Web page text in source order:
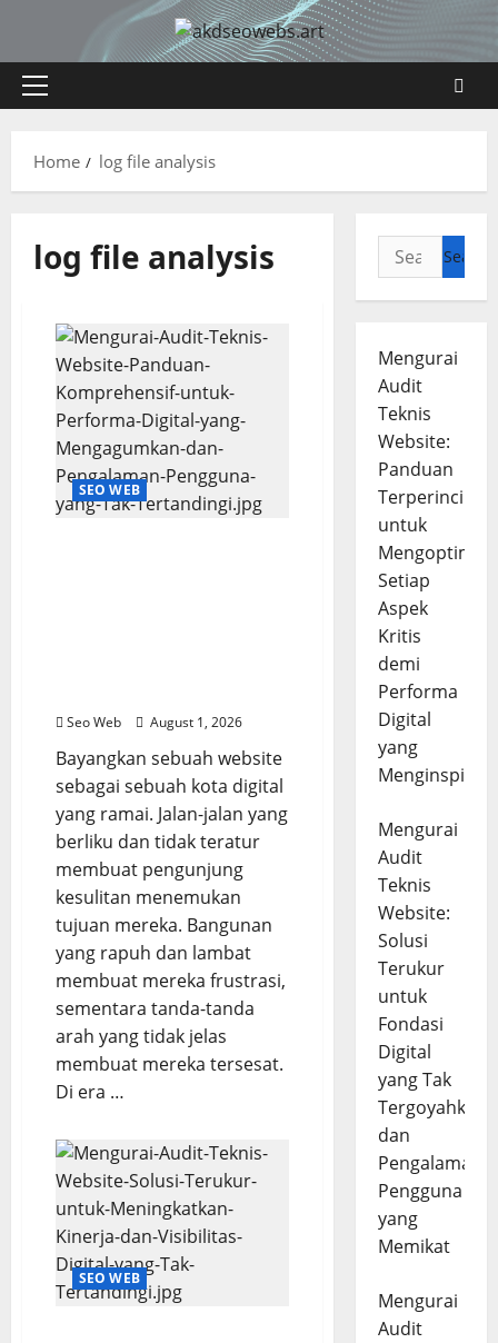
content
Primary
Home
log file analysis
log file analysis
SEO WEB
Seo Web August 1, 2026
Bayangkan sebuah website
sebagai sebuah kota digital
yang ramai. Jalan-jalan yang
berliku dan tidak teratur
membuat pengunjung
kesulitan menemukan
tujuan mereka. Bangunan
yang rapuh dan lambat
membuat mereka frustrasi,
sementara tanda-tanda
arah yang tidak jelas
membuat mereka tersesat.
Di era …
SEO WEB
Search
for:
Mengurai
Audit
Teknis
Website:
Panduan
Terperinci
untuk
Setiap
Aspek
Kritis
demi
Performa
Digital
yang
Menginspirasi
Mengurai
Audit
Teknis
Website:
Solusi
Terukur
untuk
Fondasi
Digital
yang Tak
Tergoyahkan
dan
Pengalaman
Pengguna
yang
Memikat
Mengurai
Audit